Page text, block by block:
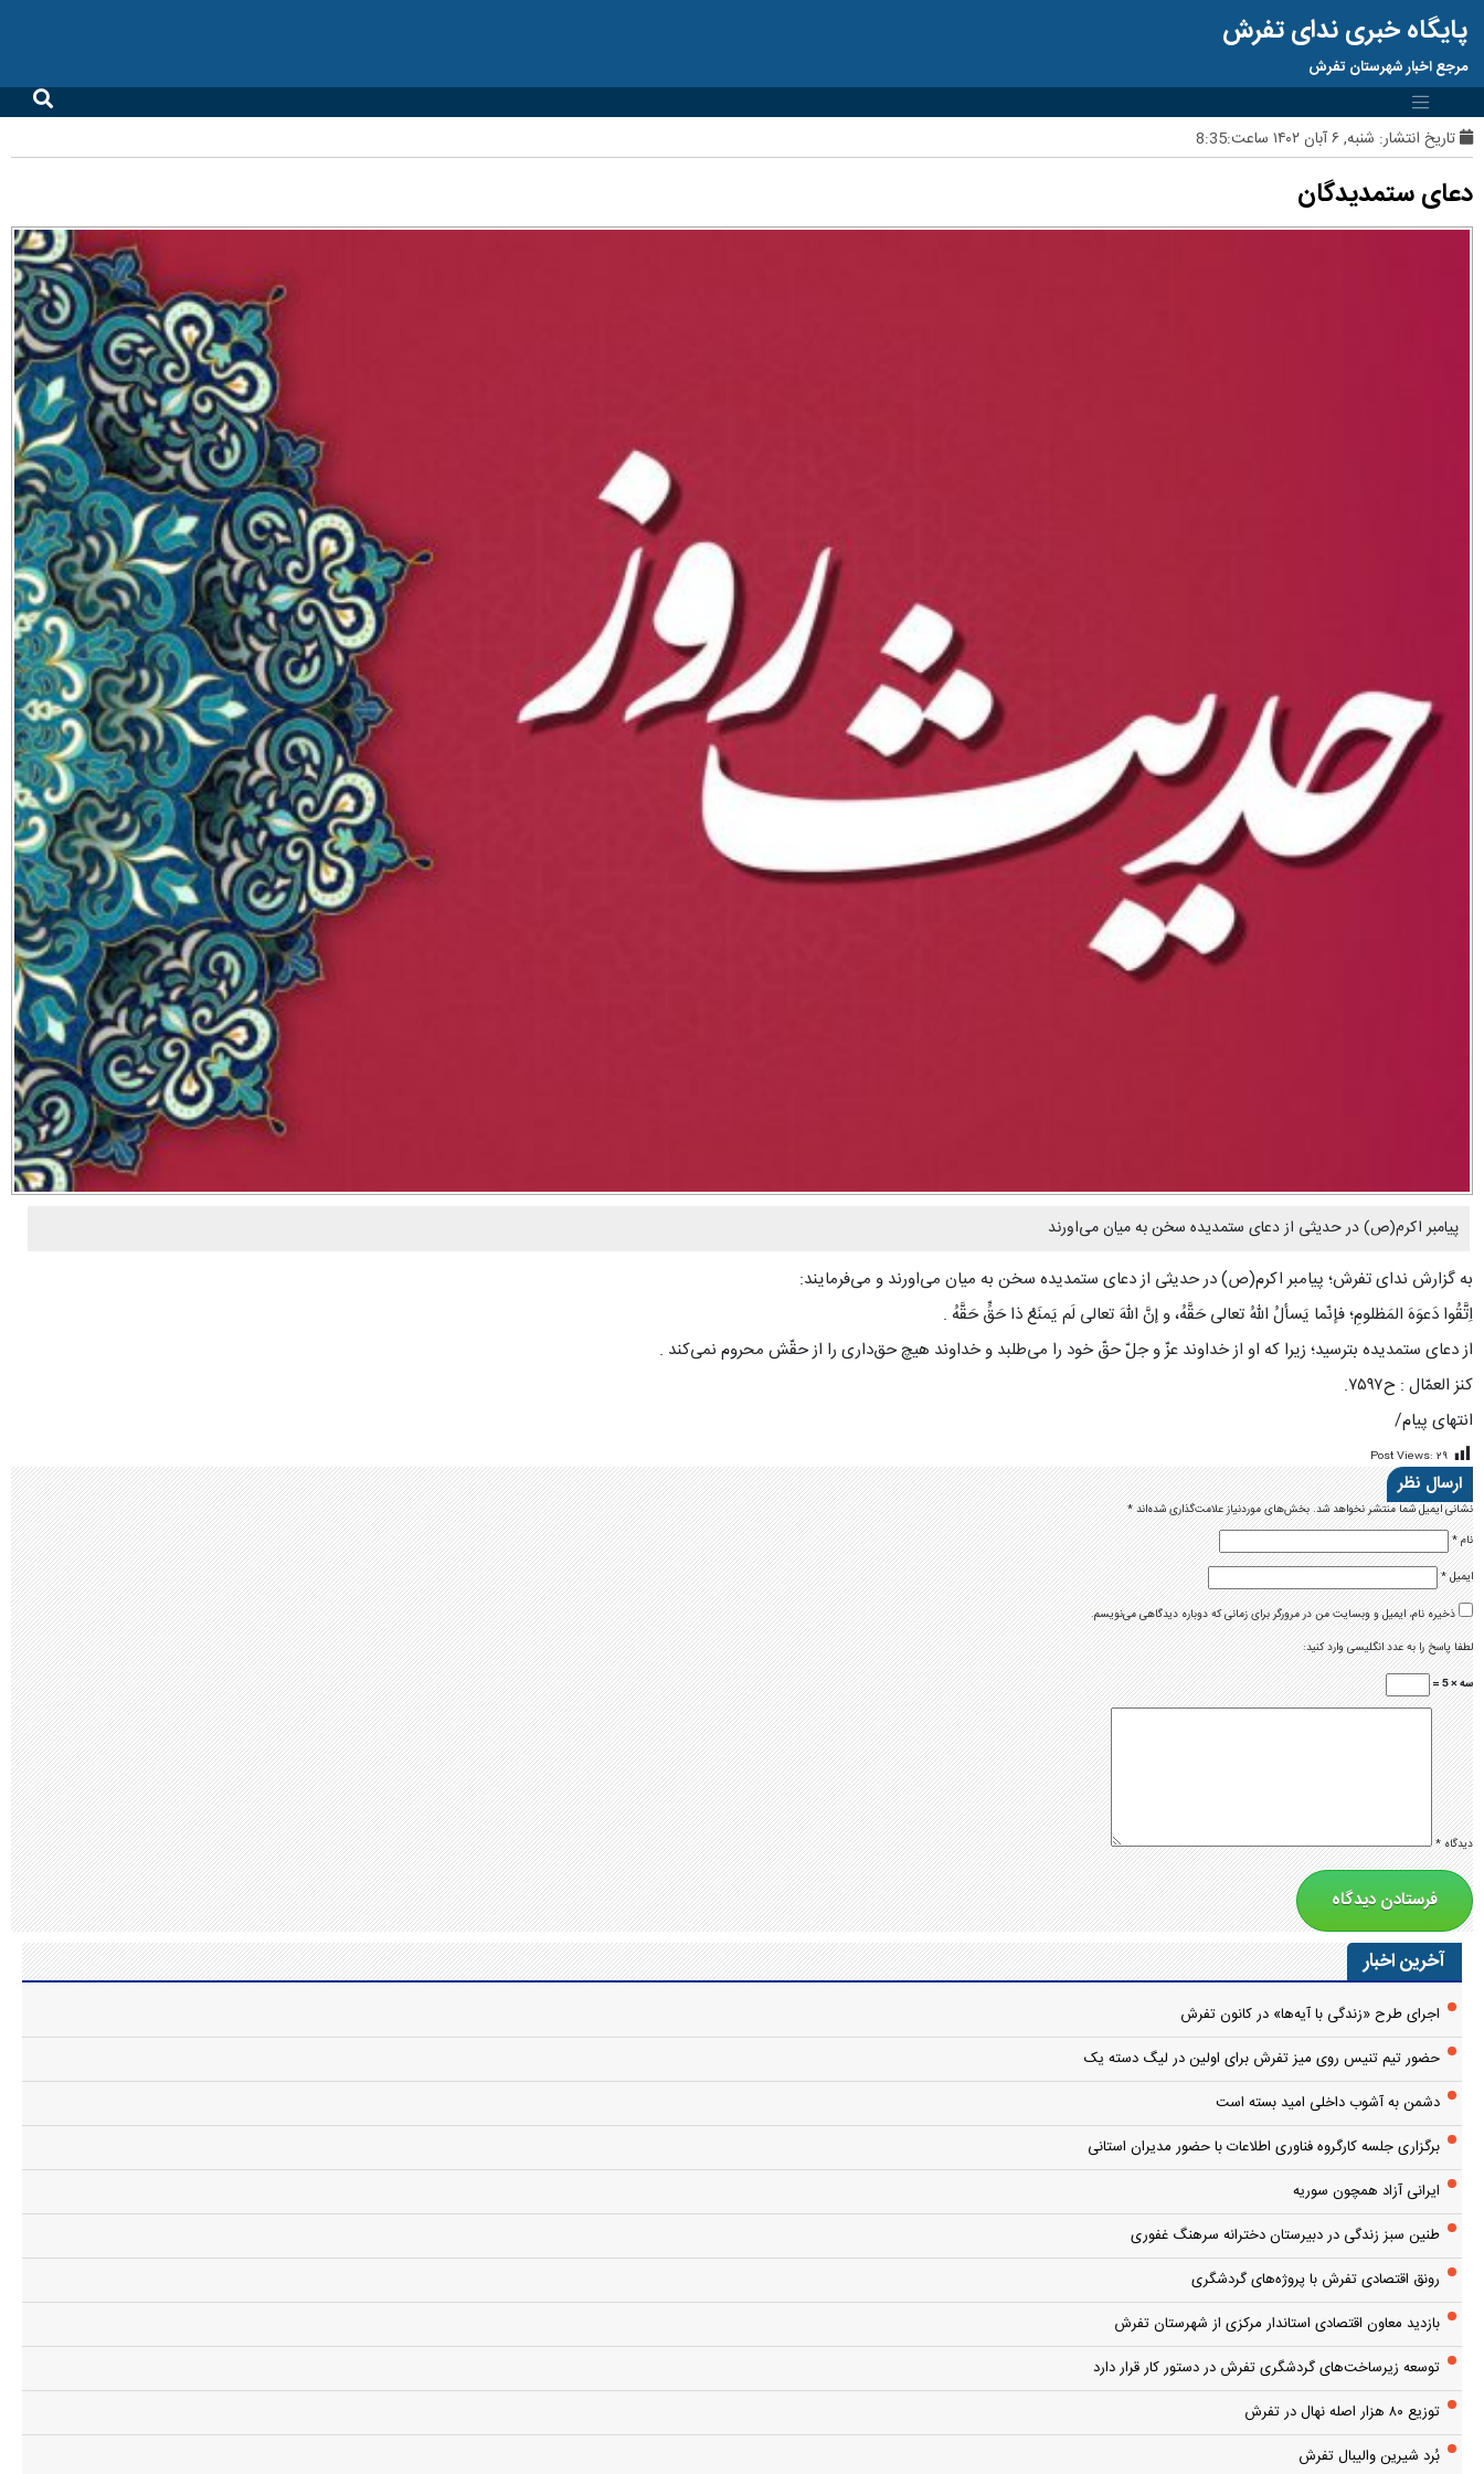
پایگاه خبری ندای تفرش
مرجع اخبار شهرستان تفرش
تاریخ انتشار: شنبه, ۶ آبان ۱۴۰۲ ساعت:8:35
دعای ستمدیدگان
پیامبر اکرم(ص) در حدیثی از دعای ستمدیده سخن به میان می‌اورند
به گزارش ندای تفرش؛ پیامبر اکرم(ص) در حدیثی از دعای ستمدیده سخن به میان می‌اورند و می‌فرمایند:
اِتَّقُوا دَعوَهَ المَظلومِ؛ فإنّما یَسألُ اللّهُ تعالى حَقَّهُ، و إنَّ اللّهَ تعالى لَم یَمنَعْ ذا حَقٍّ حَقَّهُ .
از دعاى ستمدیده بترسید؛ زیرا که او از خداوند عزّ و جلّ حقّ خود را مى‌طلبد و خداوند هیچ حق‌دارى را از حقّش محروم نمى‌کند .
کنز العمّال : ح۷۵۹۷.
انتهای پیام/
Post Views: ۲۹
ارسال نظر
نشانی ایمیل شما منتشر نخواهد شد.بخش‌های موردنیاز علامت‌گذاری شده‌اند*
نام*
ایمیل*
ذخیره نام، ایمیل و وبسایت من در مرورگر برای زمانی که دوباره دیدگاهی می‌نویسم.
لطفا پاسخ را به عدد انگلیسی وارد کنید:
سه × 5 =
دیدگاه*
آخرین اخبار
اجرای طرح «زندگی با آیه‌ها» در کانون تفرش
حضور تیم تنیس روی میز تفرش برای اولین در لیگ دسته یک
دشمن به آشوب داخلی امید بسته است
برگزاری جلسه کارگروه فناوری اطلاعات با حضور مدیران استانی
ایرانی آزاد همچون سوریه
طنین سبز زندگی در دبیرستان دخترانه سرهنگ غفوری
رونق اقتصادی تفرش با پروژه‌های گردشگری
بازدید معاون اقتصادی استاندار مرکزی از شهرستان تفرش
توسعه زیرساخت‌های گردشگری تفرش در دستور کار قرار دارد
توزیع ۸۰ هزار اصله نهال در تفرش
بُرد شیرین والیبال تفرش